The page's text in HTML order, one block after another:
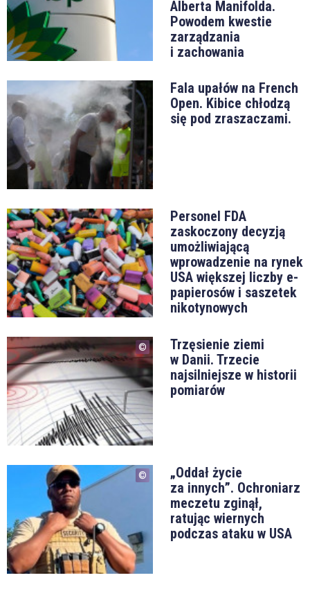
Alberta Manifolda.
Powodem kwestie
zarządzania
i zachowania
Fala upałów na French
Open. Kibice chłodzą
się pod zraszaczami.
Personel FDA
zaskoczony decyzją
umożliwiającą
wprowadzenie na rynek
USA większej liczby e-
papierosów i saszetek
nikotynowych
Trzęsienie ziemi
w Danii. Trzecie
najsilniejsze w historii
pomiarów
„Oddał życie
za innych”. Ochroniarz
meczetu zginął,
ratując wiernych
podczas ataku w USA